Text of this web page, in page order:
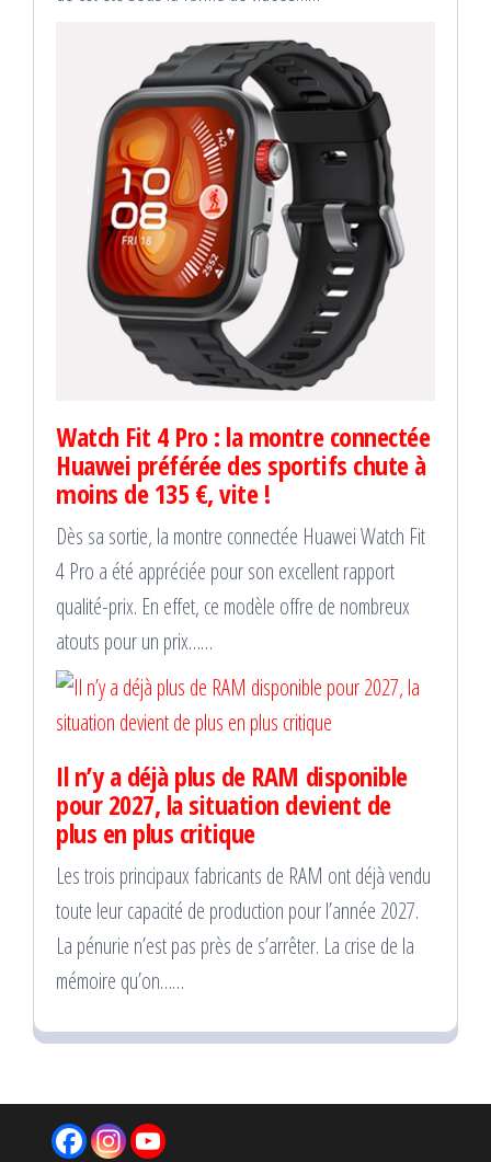
Watch Fit 4 Pro : la montre connectée
Huawei préférée des sportifs chute à
moins de 135 €, vite !
Dès sa sortie, la montre connectée Huawei Watch Fit
4 Pro a été appréciée pour son excellent rapport
qualité-prix. En effet, ce modèle offre de nombreux
atouts pour un prix……
Il n’y a déjà plus de RAM disponible
pour 2027, la situation devient de
plus en plus critique
Les trois principaux fabricants de RAM ont déjà vendu
toute leur capacité de production pour l’année 2027.
La pénurie n’est pas près de s’arrêter. La crise de la
mémoire qu’on……